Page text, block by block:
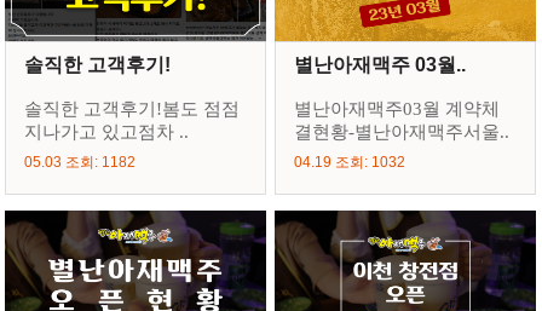
솔직한 고객후기!
솔직한 고객후기!봄도 점점
지나가고 있고점차 ..
05.03 조회: 1182
별난아재맥주 03월..
별난아재맥주03월 계약체
결현황-별난아재맥주서울..
04.19 조회: 1032